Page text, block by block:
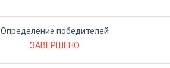
Определение победителей
ЗАВЕРШЕНО